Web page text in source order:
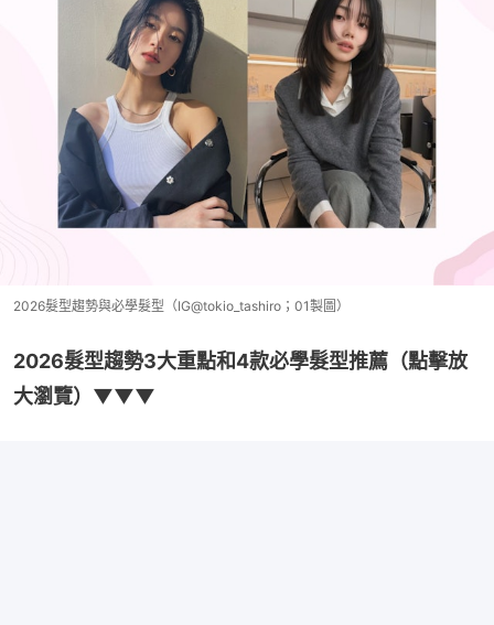
2026髮型趨勢與必學髮型（IG@tokio_tashiro；01製圖）
2026髮型趨勢3大重點和4款必學髮型推薦（點擊放
大瀏覽）▼▼▼